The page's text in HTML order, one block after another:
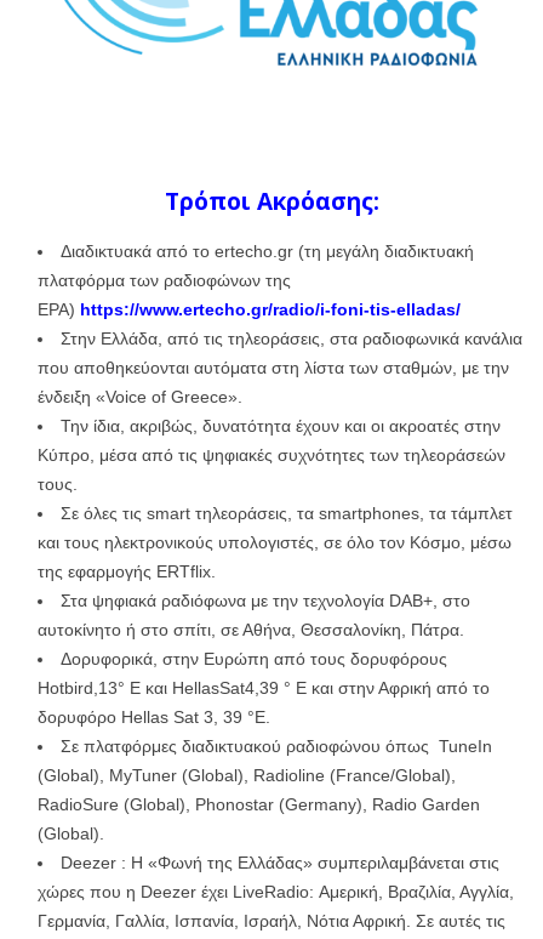
Τρόποι Ακρόασης:
Διαδικτυακά από το ertecho.gr (τη μεγάλη διαδικτυακή
πλατφόρμα των ραδιοφώνων της
ΕΡΑ) https://www.ertecho.gr/radio/i-foni-tis-elladas/
Στην Ελλάδα, από τις τηλεοράσεις, στα ραδιοφωνικά κανάλια
που αποθηκεύονται αυτόματα στη λίστα των σταθμών, με την
ένδειξη «Voice of Greece».
Την ίδια, ακριβώς, δυνατότητα έχουν και οι ακροατές στην
Κύπρο, μέσα από τις ψηφιακές συχνότητες των τηλεοράσεών
τους.
Σε όλες τις smart τηλεοράσεις, τα smartphones, τα τάμπλετ
και τους ηλεκτρονικούς υπολογιστές, σε όλο τον Κόσμο, μέσω
της εφαρμογής ERTflix.
Στα ψηφιακά ραδιόφωνα με την τεχνολογία DAB+, στο
αυτοκίνητο ή στο σπίτι, σε Αθήνα, Θεσσαλονίκη, Πάτρα.
Δορυφορικά, στην Ευρώπη από τους δορυφόρους
Hotbird,13° E και HellasSat4,39 ° E και στην Αφρική από το
δορυφόρο Hellas Sat 3, 39 °E.
Σε πλατφόρμες διαδικτυακού ραδιοφώνου όπως TuneIn
(Global), MyTuner (Global), Radioline (France/Global),
RadioSure (Global), Phonostar (Germany), Radio Garden
(Global).
Deezer : Η «Φωνή της Ελλάδας» συμπεριλαμβάνεται στις
χώρες που η Deezer έχει LiveRadio: Αμερική, Βραζιλία, Αγγλία,
Γερμανία, Γαλλία, Ισπανία, Ισραήλ, Νότια Αφρική. Σε αυτές τις